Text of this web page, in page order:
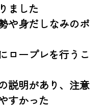
ました
や身だしなみのポ
ロープレを行うこ
説明があり、注意
すかった